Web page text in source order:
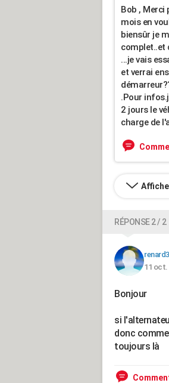
Bob , Merci
mois en
biensûr je
complet..et
...je vais
et verrai
.Pour
2 jours le
charge de
RÉPONSE 2 / 2
11 oct.
Bonjour
si
donc
toujours là